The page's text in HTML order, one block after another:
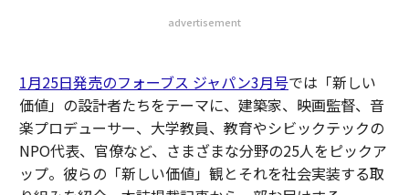
advertisement
1月25日発売のフォーブス ジャパン3月号では「新しい
価値」の設計者たちをテーマに、建築家、映画監督、音
楽プロデューサー、大学教員、教育やシビックテックの
NPO代表、官僚など、さまざまな分野の25人をピックア
ップ。彼らの「新しい価値」観とそれを社会実装する取